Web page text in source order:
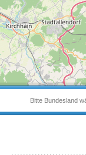
Bitte Bundesland